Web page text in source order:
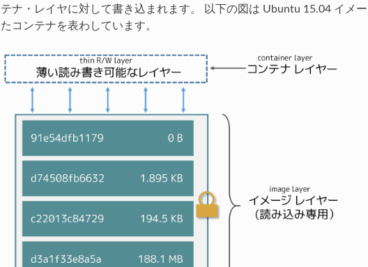
テナ・レイヤに対して書き込まれます。 以下の図は Ubuntu 15.04 イメ
たコンテナを表わしています。